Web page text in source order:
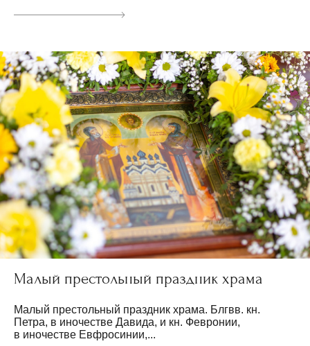
Малый престольный праздник храма
Малый престольный праздник храма. Блгвв. кн.
Петра, в иночестве Давида, и кн. Февронии,
в иночестве Евфросинии,...